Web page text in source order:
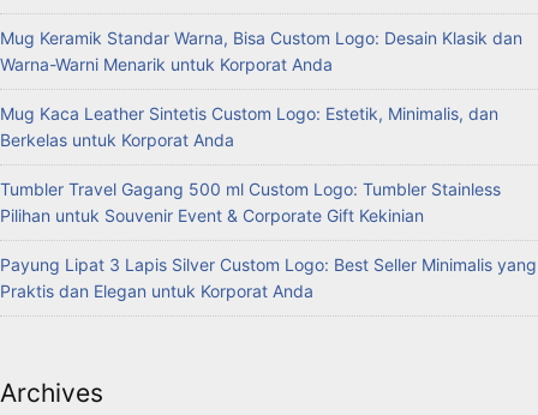
Mug Keramik Standar Warna, Bisa Custom Logo: Desain Klasik dan
Warna-Warni Menarik untuk Korporat Anda
Mug Kaca Leather Sintetis Custom Logo: Estetik, Minimalis, dan
Berkelas untuk Korporat Anda
Tumbler Travel Gagang 500 ml Custom Logo: Tumbler Stainless
Pilihan untuk Souvenir Event & Corporate Gift Kekinian
Payung Lipat 3 Lapis Silver Custom Logo: Best Seller Minimalis yang
Praktis dan Elegan untuk Korporat Anda
Archives